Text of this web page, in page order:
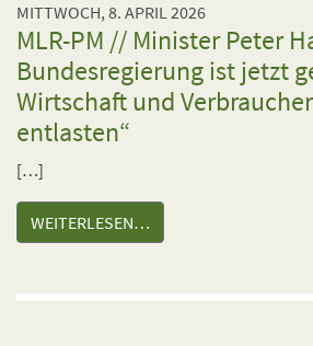
MITTWOCH, 8. APRIL 2026
MLR-PM // Minister Peter
Bundesregierung ist jetzt
Wirtschaft und
entlasten“
[…]
WEITERLESEN…